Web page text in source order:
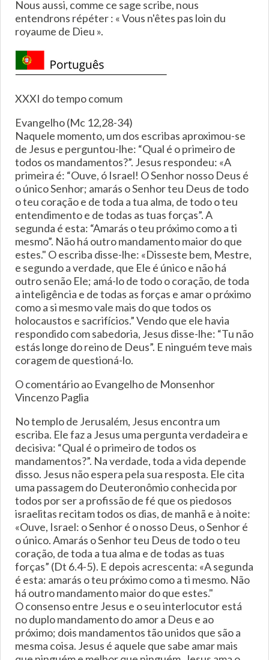
Nous aussi, comme ce sage scribe, nous
entendrons répéter : « Vous n'êtes pas loin du
royaume de Dieu ».
XXXI do tempo comum
Evangelho (Mc 12,28-34)
Naquele momento, um dos escribas aproximou-se
de Jesus e perguntou-lhe: “Qual é o primeiro de
todos os mandamentos?”. Jesus respondeu: «A
primeira é: “Ouve, ó Israel! O Senhor nosso Deus é
o único Senhor; amarás o Senhor teu Deus de todo
o teu coração e de toda a tua alma, de todo o teu
entendimento e de todas as tuas forças”. A
segunda é esta: “Amarás o teu próximo como a ti
mesmo”. Não há outro mandamento maior do que
estes." O escriba disse-lhe: «Disseste bem, Mestre,
e segundo a verdade, que Ele é único e não há
outro senão Ele; amá-lo de todo o coração, de toda
a inteligência e de todas as forças e amar o próximo
como a si mesmo vale mais do que todos os
holocaustos e sacrifícios.” Vendo que ele havia
respondido com sabedoria, Jesus disse-lhe: “Tu não
estás longe do reino de Deus”. E ninguém teve mais
coragem de questioná-lo.
O comentário ao Evangelho de Monsenhor
Vincenzo Paglia
No templo de Jerusalém, Jesus encontra um
escriba. Ele faz a Jesus uma pergunta verdadeira e
decisiva: “Qual é o primeiro de todos os
mandamentos?”. Na verdade, toda a vida depende
disso. Jesus não espera pela sua resposta. Ele cita
uma passagem do Deuteronômio conhecida por
todos por ser a profissão de fé que os piedosos
israelitas recitam todos os dias, de manhã e à noite:
«Ouve, Israel: o Senhor é o nosso Deus, o Senhor é
o único. Amarás o Senhor teu Deus de todo o teu
coração, de toda a tua alma e de todas as tuas
forças” (Dt 6.4-5). E depois acrescenta: «A segunda
é esta: amarás o teu próximo como a ti mesmo. Não
há outro mandamento maior do que estes."
O consenso entre Jesus e o seu interlocutor está
no duplo mandamento do amor a Deus e ao
próximo; dois mandamentos tão unidos que são a
mesma coisa. Jesus é aquele que sabe amar mais